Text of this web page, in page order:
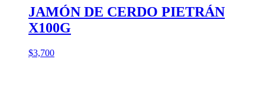
JAMÓN DE CERDO PIETRÁN
X100G
$3,700